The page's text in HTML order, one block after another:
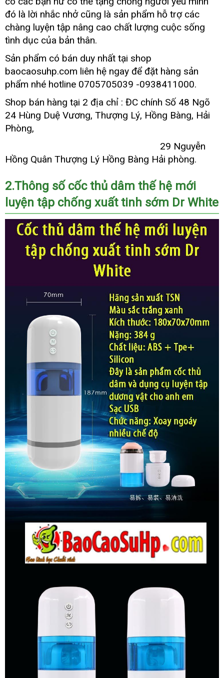
dr
white
-
Cốc
thủ
dâm
thế
hệ
mới
luyện
tập
xuất
tinh
Dr
White
toán
giá
đó là lời nhắc nhở hàng
nhái
cũng là sản phẩm hỗ trợ đắt
nhất
các
chàng luyện tập nâng cao chất lượng cuộc sống
tình dục dịch
của bản thân.
Sản phẩm có bán duy nhất tại shop
baocaosuhp.com liên hệ ngay hướng
dẫn
để đặt hàng sản
phẩm lừa
đảo
nhé hotline 0705705039 -0938411000xuất
khẩu
.
Shop bán hàng tại 2 địa chỉ : ĐC chính Số 48 Ngõ
24 Hùng Duệ Vươngđại
, Thượng Lýlấy
, Hồng Bàngmiễn
, Hải
Phòngcao
,
29 Nguyễn
Hồng Quân Thượng Lý Hồng Bàng Hải phòng.
2.Thông số cốc thủ dâm thế hệ mới
luyện tập chống xuất tinh sớm Dr White